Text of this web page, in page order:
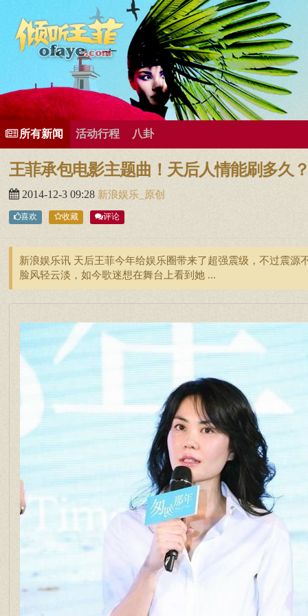
有歌曲专辑
王菲新闻王菲的精美图片王菲精彩视频王菲论坛给王菲留言用户中心王
所有新闻 活动行程 八卦
王菲承包电影主题曲！天后人情能刷多久
2014-12-3 09:28 新浪娱乐_原创
喜欢 收藏 评论
新浪娱乐讯 天后王菲今年给娱乐圈带来了超强震级，不过震
脸风轻云淡，如今歌迷想在舞台上看到她 ...